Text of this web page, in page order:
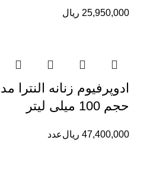
25,950,000 ریال
ادوپرفیوم زنانه
حجم 100 میلی لیتر
47,400,000 ریالعدد